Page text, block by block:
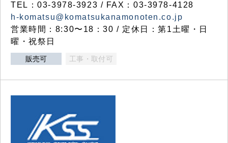
TEL：03-3978-3923 / FAX：03-3978-4128
h-komatsu@komatsukanamonoten.co.jp
営業時間：8:30〜18：30 / 定休日：第1土曜・日
曜・祝祭日
販売可 工事・取付可